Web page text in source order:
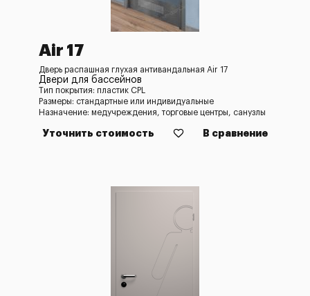
Air 17
Дверь распашная глухая антивандальная Air 17
Двери для бассейнов
Тип покрытия: пластик CPL
Размеры: стандартные или индивидуальные
Назначение: медучреждения, торговые центры, санузлы
Уточнить стоимость В сравнение